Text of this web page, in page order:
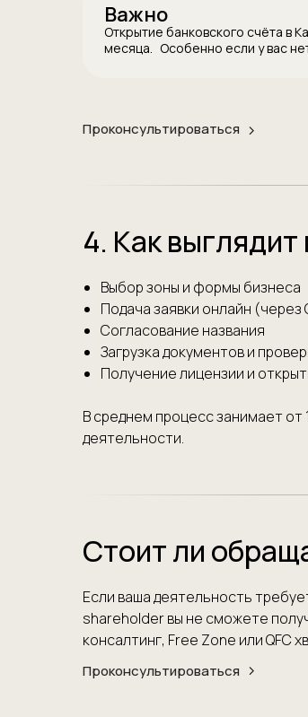
Проконсультироваться
Важно
Открытие банковского счёта в
месяца. Особенно если у вас
4. Как
Выбор зоны и формы бизнеса
Подача заявки онлайн
Согласование названия
Загрузка документов и
Получение лицензии и
В среднем процесс занимает от
деятельности.
Стоит ли
Если ваша деятельность
shareholder вы не сможете
консалтинг, Free Zone или QFC
Проконсультироваться